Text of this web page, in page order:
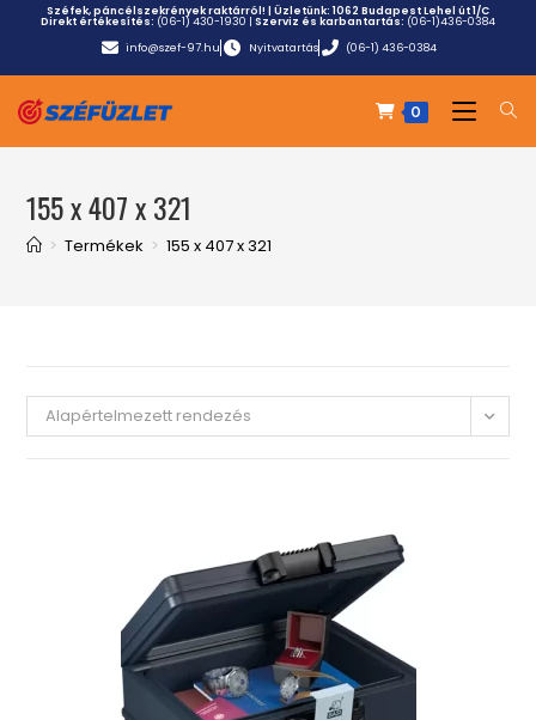
Széfek, páncélszekrények raktárról! | Üzletünk:1062 Budapest Lehel út 1/C
Direkt értékesítés: (06-1) 430-1930 | Szerviz és karbantartás: (06-1)436-0384
info@szef-97.hu
Nyitvatartás (06-1) 436-0384
0
155 x 407 x 321
> Termékek > 155 x 407 x 321
Alapértelmezett rendezés